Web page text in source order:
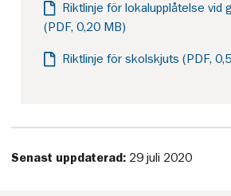
Riktlinje för lokalupplåtelse vid
(PDF, 0,20 MB)
Riktlinje för skolskjuts (PDF,
Senast uppdaterad: 29 juli 2020